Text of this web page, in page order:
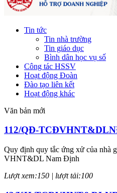
Tin tức
Tin nhà trường
Tin giáo dục
Bình dân học vụ số
Công tác HSSV
Hoạt động Đoàn
Đào tạo liên kết
Hoạt động khác
Văn bản mới
112/QĐ-
Quy định quy tắc ứng xử của nhà
VHNT&DL Nam Định
Lượt xem:150 | lượt tải:100